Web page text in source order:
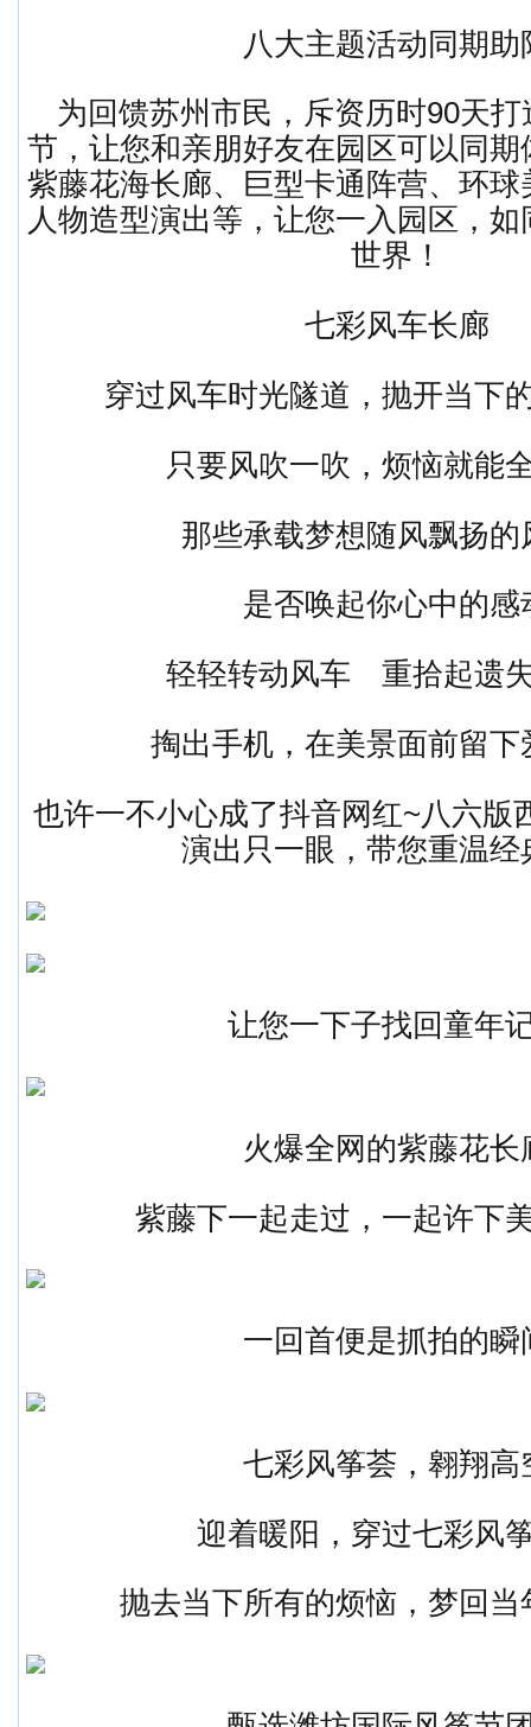
八大主题活动同期助
为回馈苏州市民，斥资历时90天
节，让您和亲朋好友在园区可以同
紫藤花海长廊、巨型卡通阵营、环
人物造型演出等，让您一入园区，
世界！
七彩风车长廊
穿过风车时光隧道，抛开当下
只要风吹一吹，烦恼就能
那些承载梦想随风飘扬
是否唤起你心中的感
轻轻转动风车 重拾起遗
掏出手机，在美景面前留下
也许一不小心成了抖音网红~八六版
演出只一眼，带您重温经
让您一下子找回童年
火爆全网的紫藤花长
紫藤下一起走过，一起许下
一回首便是抓拍的瞬
七彩风筝荟，翱翔高
迎着暖阳，穿过七彩风
抛去当下所有的烦恼，梦回当